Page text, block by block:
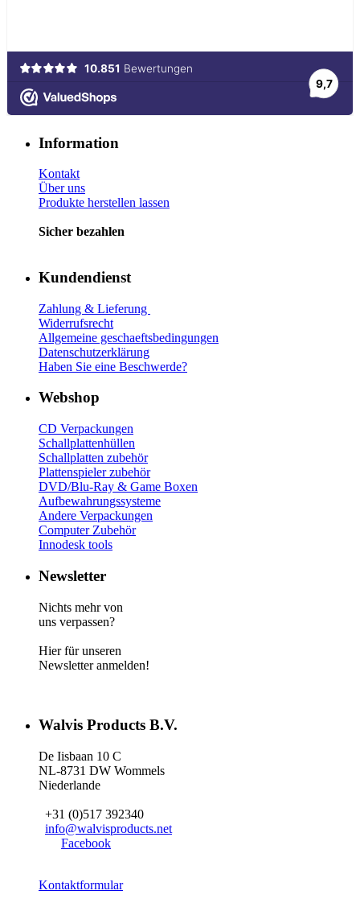
Information
Kontakt
Über uns
Produkte herstellen lassen
Sicher bezahlen
Kundendienst
Zahlung & Lieferung
Widerrufsrecht
Allgemeine geschaeftsbedingungen
Datenschutzerklärung
Haben Sie eine Beschwerde?
Webshop
CD Verpackungen
Schallplattenhüllen
Schallplatten zubehör
Plattenspieler zubehör
DVD/Blu-Ray & Game Boxen
Aufbewahrungssysteme
Andere Verpackungen
Computer Zubehör
Innodesk tools
Newsletter
Nichts mehr von
uns verpassen?
Hier für unseren
Newsletter anmelden!
Walvis Products B.V.
De Iisbaan 10 C
NL-8731 DW Wommels
Niederlande
+31 (0)517 392340
info@walvisproducts.net
Facebook
Kontaktformular